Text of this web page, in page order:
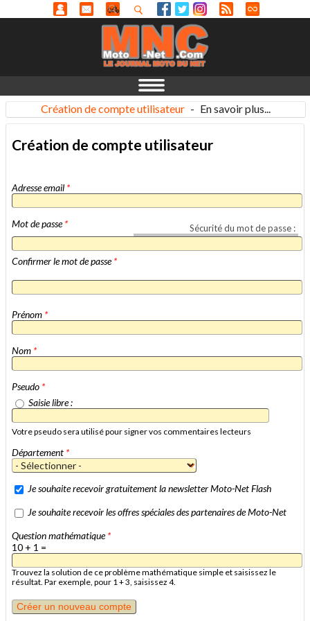
Création de compte utilisateur - En savoir plus...
Création de compte utilisateur
Adresse email *
Sécurité du mot de passe :
Mot de passe*
Confirmer le mot de passe*
Prénom *
Nom *
Pseudo *
Saisie libre :
Votre pseudo sera utilisé pour signer vos commentaires lecteurs
Département *
Je souhaite recevoir gratuitement la newsletter Moto-Net Flash
Je souhaite recevoir les offres spéciales des partenaires de Moto-Net
Question mathématique*
10 + 1 =
Trouvez la solution de ce problème mathématique simple et saisissez le
résultat. Par exemple, pour 1 + 3, saisissez 4.